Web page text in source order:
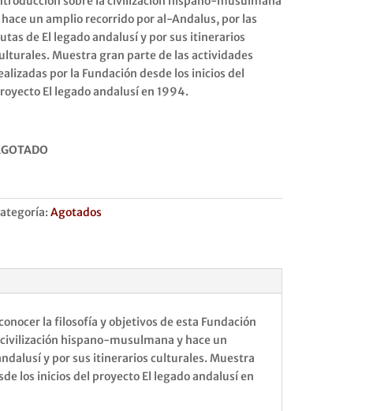
hace un amplio recorrido por al-Andalus, por las
de El legado andalusí y por sus itinerarios
Muestra gran parte de las actividades
por la Fundación desde los inicios del
El legado andalusí en 1994.
Agotados
la filosofía y objetivos de esta Fundación
hispano-musulmana y hace un
y por sus itinerarios culturales. Muestra
los inicios del proyecto El legado andalusí en